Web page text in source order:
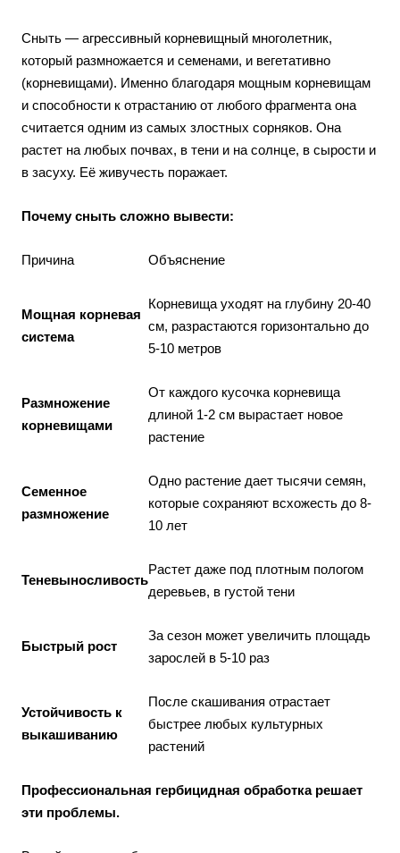
Сныть — агрессивный корневищный многолетник,
который размножается и семенами, и вегетативно
(корневищами). Именно благодаря мощным корневищам
и способности к отрастанию от любого фрагмента она
считается одним из самых злостных сорняков. Она
растет на любых почвах, в тени и на солнце, в сырости и
в засуху. Её живучесть поражает.
Почему сныть сложно вывести:
Причина Объяснение
Мощная корневая
система
Корневища уходят на глубину 20-40
см, разрастаются горизонтально до
5-10 метров
Размножение
корневищами
От каждого кусочка корневища
длиной 1-2 см вырастает новое
растение
Семенное
размножение
Одно растение дает тысячи семян,
которые сохраняют всхожесть до 8-
10 лет
Теневыносливость
Растет даже под плотным пологом
деревьев, в густой тени
Быстрый рост
За сезон может увеличить площадь
зарослей в 5-10 раз
Устойчивость к
выкашиванию
После скашивания отрастает
быстрее любых культурных
растений
Профессиональная гербицидная обработка решает
эти проблемы.